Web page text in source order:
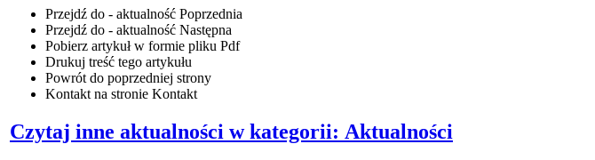
Przejdź do - aktualność Poprzednia
Przejdź do - aktualność Następna
Pobierz artykuł w formie pliku Pdf
Drukuj treść tego artykułu
Powrót do poprzedniej strony
Kontakt na stronie Kontakt
Czytaj inne aktualności w kategorii: Aktualności